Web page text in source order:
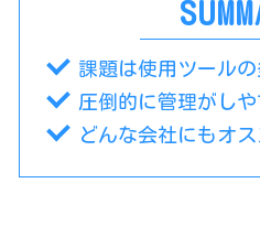
課題は使用ツールの
圧倒的に管理がしや
どんな会社にもオス